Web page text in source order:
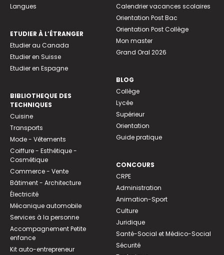
Langues
ETUDIER À L’ÉTRANGER
Etudier au Canada
Etudier en Suisse
Etudier en Espagne
BIBLIOTHEQUE DES
TECHNIQUES
Cuisine
Transports
Mode - Vêtements
Coiffure - Esthétique -
Cosmétique
Commerce - Vente
Bâtiment - Architecture
Électricité
Mécanique automobile
Services à la personne
Accompagnement Petite
enfance
Kit auto-entrepreneur
Calendrier vacances scolaires
Orientation Post Bac
Orientation Post Collège
Mon master
Grand Oral 2026
BLOG
Collège
Lycée
Supérieur
Orientation
Guide pratique
CONCOURS
CRPE
Administration
Animation-Sport
Culture
Juridique
Santé-Social et Médico-Social
Sécurité